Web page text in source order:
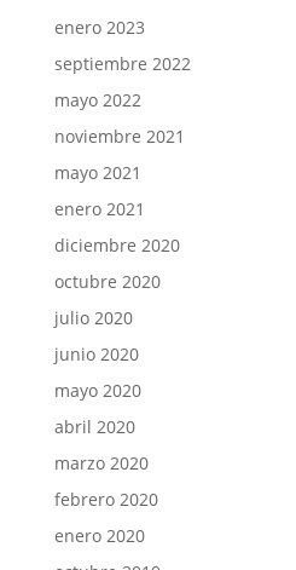
enero 2023
septiembre 2022
mayo 2022
noviembre 2021
mayo 2021
enero 2021
diciembre 2020
octubre 2020
julio 2020
junio 2020
mayo 2020
abril 2020
marzo 2020
febrero 2020
enero 2020